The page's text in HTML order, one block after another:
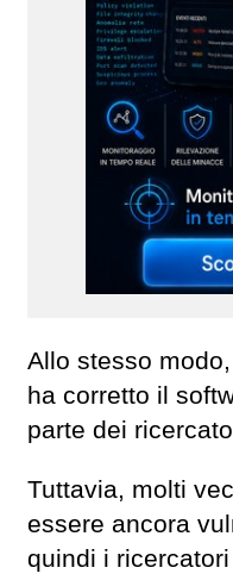
Allo stesso
ha corretto il
parte dei
Tuttavia, molti
essere ancora
quindi i